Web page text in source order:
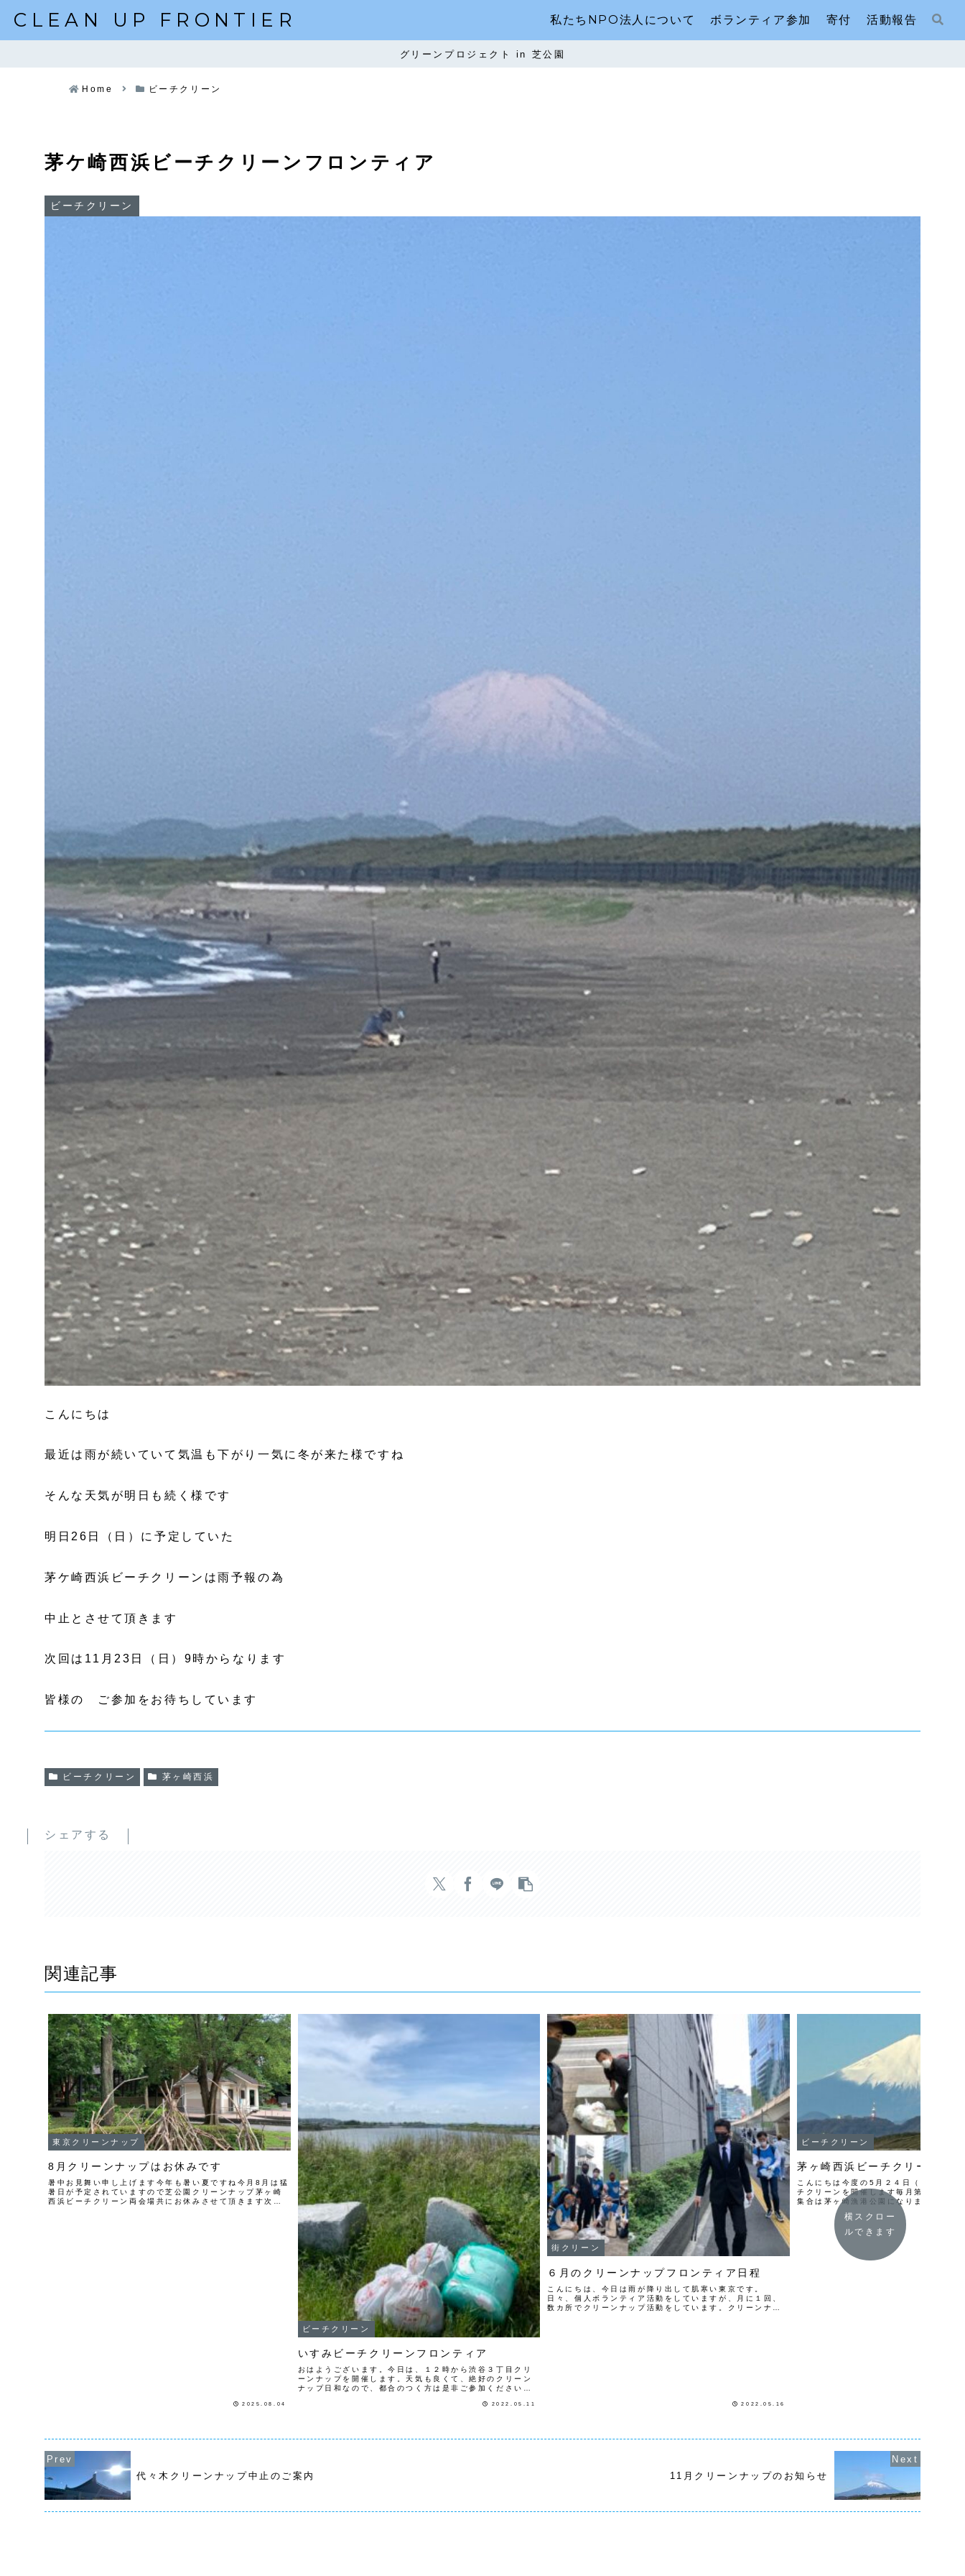
CLEAN UP FRONTIER 私たちNPO法人について ボランティア参加 寄付 活動報告
グリーンプロジェクト in 芝公園
Home ビーチクリーン
茅ケ崎西浜ビーチクリーンフロンティア
ビーチクリーン
こんにちは
最近は雨が続いていて気温も下がり一気に冬が来た様ですね
そんな天気が明日も続く様です
明日26日（日）に予定していた
茅ケ崎西浜ビーチクリーンは雨予報の為
中止とさせて頂きます
次回は11月23日（日）9時からなります
皆様の ご参加をお待ちしています
ビーチクリーン 茅ヶ崎西浜
シェアする
関連記事
東京クリーンナップ
8月クリーンナップはお休みです
暑中お見舞い申し上げます今年も暑い夏ですね今月8月は猛
暑日が予定されていますので芝公園クリーンナップ茅ヶ崎
西浜ビーチクリーン両会場共にお休みさせて頂きます次回
2025.08.04
ビーチクリーン
いすみビーチクリーンフロンティア
おはようございます。今日は、１２時から渋谷３丁目クリ
ーンナップを開催します。天気も良くて、絶好のクリーン
ナップ日和なので、都合のつく方は是非ご参加ください。
2022.05.11
街クリーン
６月のクリーンナップフロンティア日程
こんにちは、今日は雨が降り出して肌寒い東京です。
日々、個人ボランティア活動をしていますが、月に１回、
数カ所でクリーンナップ活動をしています。クリーンナッ
2022.05.16
ビーチクリーン
茅ヶ崎西浜ビーチクリーン
こんにちは今度の5月２４日（日）9時
チクリーンを開催します毎月第四日曜日
集合は茅ヶ崎漁港公園になりますトング
備してありますので手ぶらでご参加でき
ましたので飲み物をご持参の上水...
横スクロー
ルできます
代々木クリーンナップ中止のご案内 11月クリーンナップのお知らせ